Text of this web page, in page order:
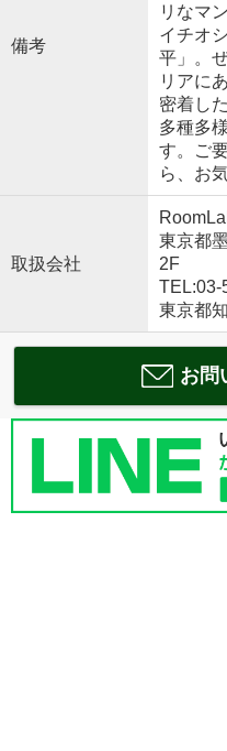
備考
リなマ
イチオ
平」。
リアに
密着し
多種多
す。ご
ら、お
取扱会社
東京都
2F
TEL:03-
東京都
お問